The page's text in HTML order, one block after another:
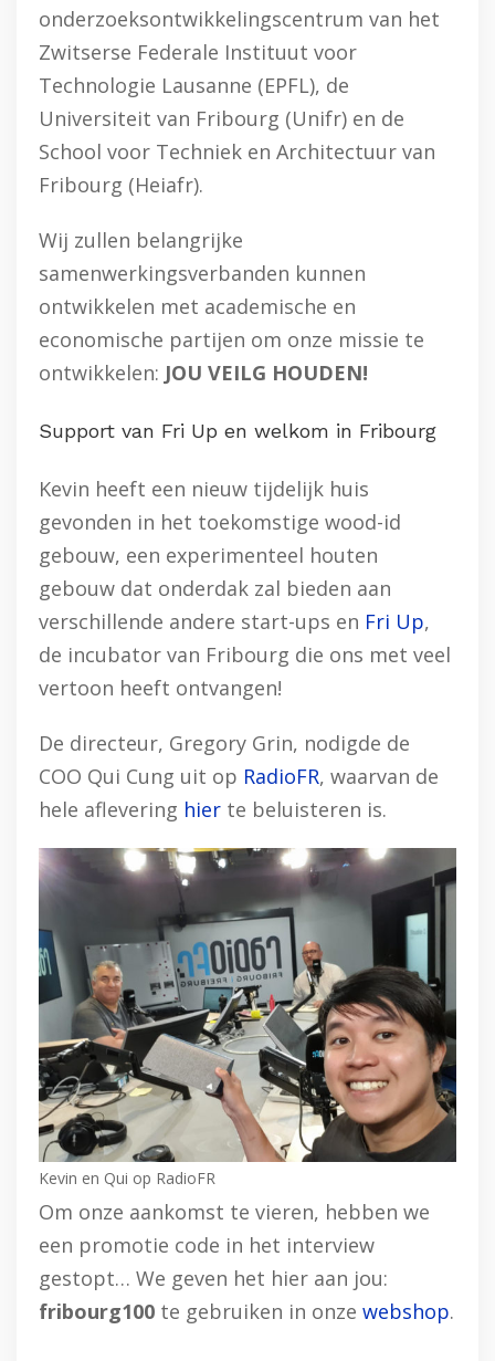
onderzoeksontwikkelingscentrum van het
Zwitserse Federale Instituut voor
Technologie Lausanne (EPFL), de
Universiteit van Fribourg (Unifr) en de
School voor Techniek en Architectuur van
Fribourg (Heiafr).
Wij zullen belangrijke
samenwerkingsverbanden kunnen
ontwikkelen met academische en
economische partijen om onze missie te
ontwikkelen: JOU VEILG HOUDEN!
Support van Fri Up en welkom in Fribourg
Kevin heeft een nieuw tijdelijk huis
gevonden in het toekomstige wood-id
gebouw, een experimenteel houten
gebouw dat onderdak zal bieden aan
verschillende andere start-ups en Fri Up,
de incubator van Fribourg die ons met veel
vertoon heeft ontvangen!
De directeur, Gregory Grin, nodigde de
COO Qui Cung uit op RadioFR, waarvan de
hele aflevering hier te beluisteren is.
Kevin en Qui op RadioFR
Om onze aankomst te vieren, hebben we
een promotie code in het interview
gestopt… We geven het hier aan jou:
fribourg100 te gebruiken in onze webshop.